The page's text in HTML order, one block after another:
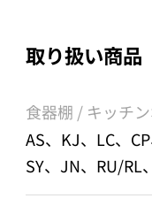
取り扱い商品
食器棚 / キッチ
AS、KJ、LC、
SY、JN、RU/RL